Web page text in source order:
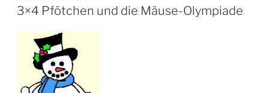
AM
3×4 Pfötchen und die Mäuse-Olympiade